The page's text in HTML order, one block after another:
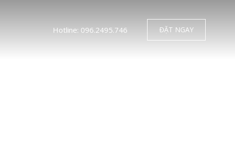
Hotline: 096.2495.746 ĐẶT NGAY